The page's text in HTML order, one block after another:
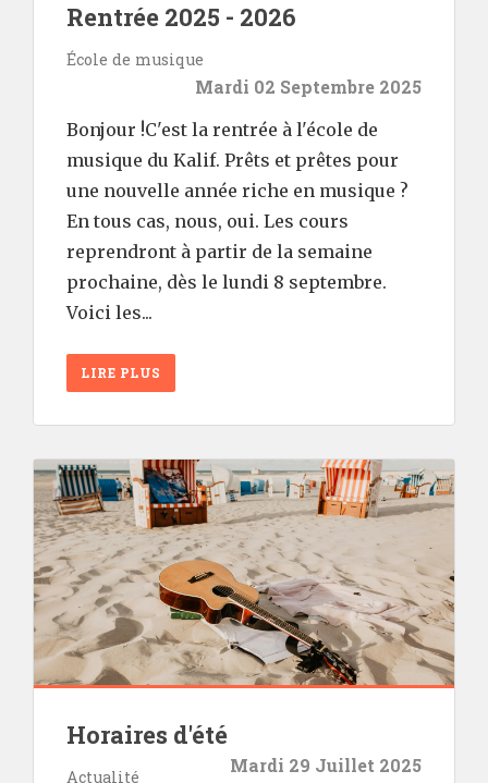
Rentrée 2025 - 2026
École de musique
Mardi 02 Septembre 2025
Bonjour !C'est la rentrée à l'école de
musique du Kalif. Prêts et prêtes pour
une nouvelle année riche en musique ?
En tous cas, nous, oui. Les cours
reprendront à partir de la semaine
prochaine, dès le lundi 8 septembre.
Voici les...
LIRE PLUS
Horaires d'été
Actualité
Mardi 29 Juillet 2025